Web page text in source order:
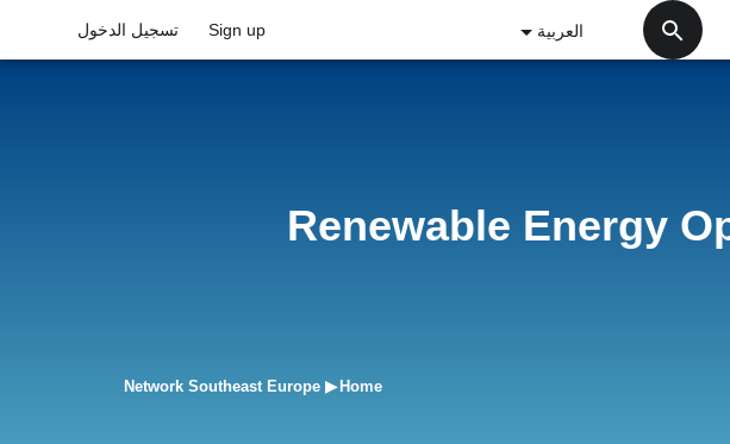
إلى المحتوى الرئيسي
العربية Sign up تسجيل الدخول
Renewable Energy
Home
Network Southeast Europe